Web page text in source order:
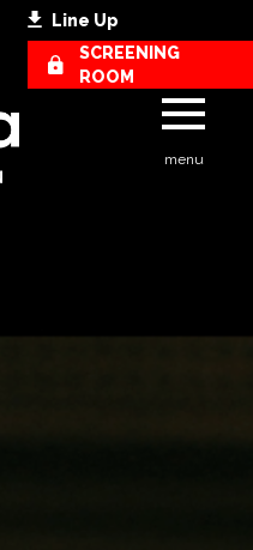
menu
Line Up
SCREENING
ROOM